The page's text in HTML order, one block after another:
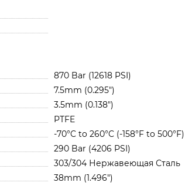
870 Bar (12618 PSI)
7.5mm (0.295")
3.5mm (0.138")
PTFE
-70°C to 260°C (-158°F to 500°F)
290 Bar (4206 PSI)
303/304 Нержавеющая Сталь
38mm (1.496")